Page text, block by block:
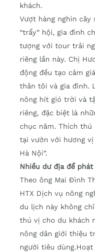
khách.
Vượt hàng nghìn cây
“trẩy” hội, gia đình
tượng với tour trải
riêng lần này. Chị
động đều tạo cảm
thân tôi và gia đình.
nông hít gió trời và
riêng, đặc biệt là
chục năm. Thích thú
tại vườn với hương
Hà Nội”.
Nhiều dư địa để
Theo ông Mai Đình
HTX Dịch vụ nông
du lịch này không
thú vị cho du khách
nông dân giới thiệu
người tiêu